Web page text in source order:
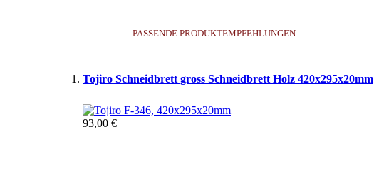
PASSENDE PRODUKTEMPFEHLUNGEN
Tojiro Schneidbrett gross Schneidbrett Holz 420x295x20mm
93,00 €